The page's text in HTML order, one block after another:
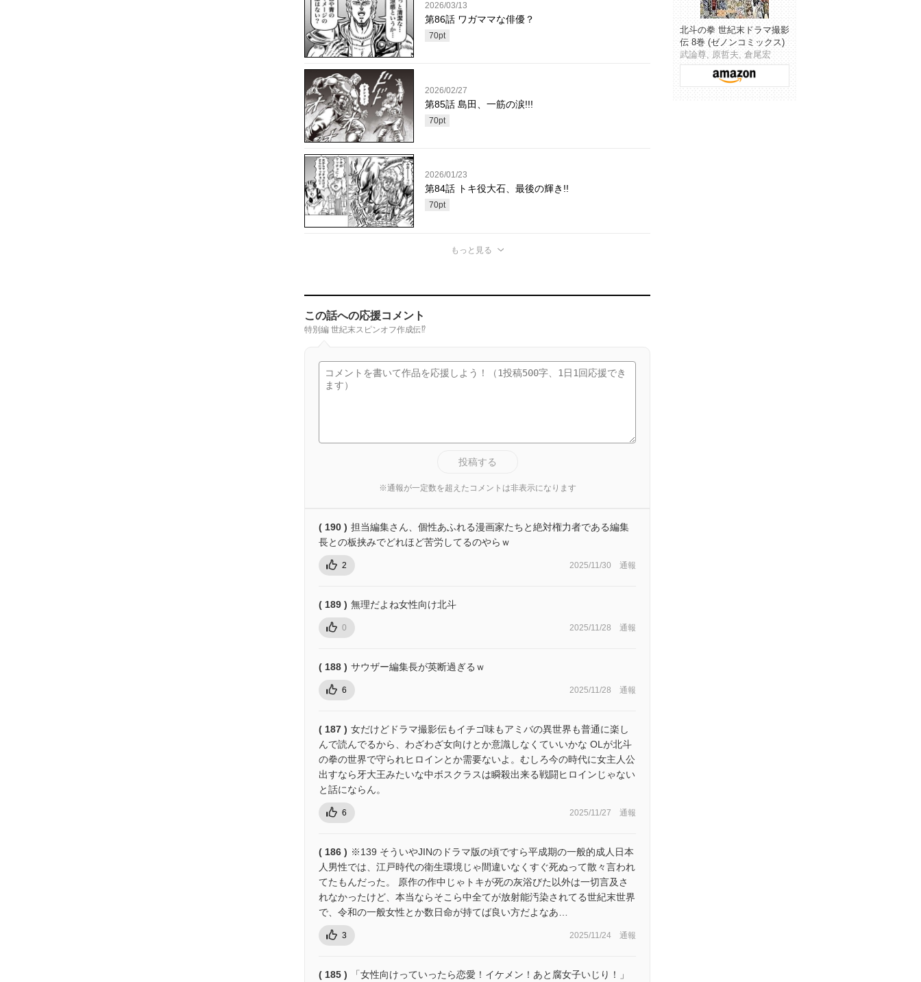
2026/03/13
第86話 ワガママな俳優？
70pt
2026/02/27
第85話 島田、一筋の涙!!!
70pt
2026/01/23
第84話 トキ役大石、最後の輝き!!
70pt
もっと見る
この話への応援コメント
特別編 世紀末スピンオフ作成伝⁉︎
投稿する
※通報が一定数を超えたコメントは非表示になります
( 190 ) 担当編集さん、個性あふれる漫画家たちと絶対権力者である編集
長との板挟みでどれほど苦労してるのやらｗ
2 2025/11/30 通報
( 189 ) 無理だよね女性向け北斗
0 2025/11/28 通報
( 188 ) サウザー編集長が英断過ぎるｗ
6 2025/11/28 通報
( 187 ) 女だけどドラマ撮影伝もイチゴ味もアミバの異世界も普通に楽し
んで読んでるから、わざわざ女向けとか意識しなくていいかな OLが北斗
の拳の世界で守られヒロインとか需要ないよ。むしろ今の時代に女主人公
出すなら牙大王みたいな中ボスクラスは瞬殺出来る戦闘ヒロインじゃない
と話にならん。
6 2025/11/27 通報
( 186 ) ※139 そういやJINのドラマ版の頃ですら平成期の一般的成人日本
人男性では、江戸時代の衛生環境じゃ間違いなくすぐ死ぬって散々言われ
てたもんだった。 原作の作中じゃトキが死の灰浴びた以外は一切言及さ
れなかったけど、本当ならそこら中全てが放射能汚染されてる世紀末世界
で、令和の一般女性とか数日命が持てば良い方だよなあ…
3 2025/11/24 通報
( 185 )
「女性向けっていったら恋愛！イケメン！あと腐女子いじり！」
北斗の拳 世紀末ドラマ撮影
伝 8巻 (ゼノンコミックス)
武論尊, 原哲夫, 倉尾宏